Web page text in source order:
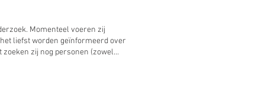
Momenteel voeren zij
liefst worden geïnformeerd over
zij nog personen (zowel